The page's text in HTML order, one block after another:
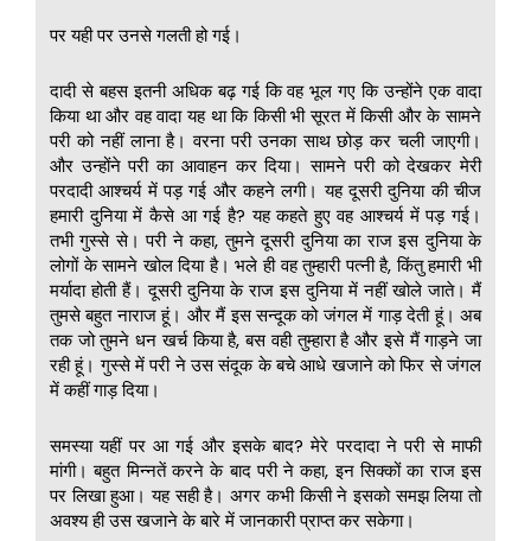
पर यही पर उनसे गलती हो गई।
दादी से बहस इतनी अधिक बढ़ गई कि वह भूल गए कि उन्होंने एक वादा
किया था और वह वादा यह था कि किसी भी सूरत में किसी और के सामने
परी को नहीं लाना है। वरना परी उनका साथ छोड़ कर चली जाएगी।
और उन्होंने परी का आवाहन कर दिया। सामने परी को देखकर मेरी
परदादी आश्चर्य में पड़ गई और कहने लगी। यह दूसरी दुनिया की चीज
हमारी दुनिया में कैसे आ गई है? यह कहते हुए वह आश्चर्य में पड़ गई।
तभी गुस्से से। परी ने कहा, तुमने दूसरी दुनिया का राज इस दुनिया के
लोगों के सामने खोल दिया है। भले ही वह तुम्हारी पत्नी है, किंतु हमारी भी
मर्यादा होती हैं। दूसरी दुनिया के राज इस दुनिया में नहीं खोले जाते। मैं
तुमसे बहुत नाराज हूं। और मैं इस सन्दूक को जंगल में गाड़ देती हूं। अब
तक जो तुमने धन खर्च किया है, बस वही तुम्हारा है और इसे मैं गाड़ने जा
रही हूं। गुस्से में परी ने उस संदूक के बचे आधे खजाने को फिर से जंगल
में कहीं गाड़ दिया।
समस्या यहीं पर आ गई और इसके बाद? मेरे परदादा ने परी से माफी
मांगी। बहुत मिन्नतें करने के बाद परी ने कहा, इन सिक्कों का राज इस
पर लिखा हुआ। यह सही है। अगर कभी किसी ने इसको समझ लिया तो
अवश्य ही उस खजाने के बारे में जानकारी प्राप्त कर सकेगा।